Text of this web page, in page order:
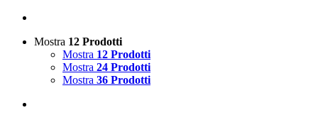
Mostra 12 Prodotti
Mostra 12 Prodotti
Mostra 24 Prodotti
Mostra 36 Prodotti